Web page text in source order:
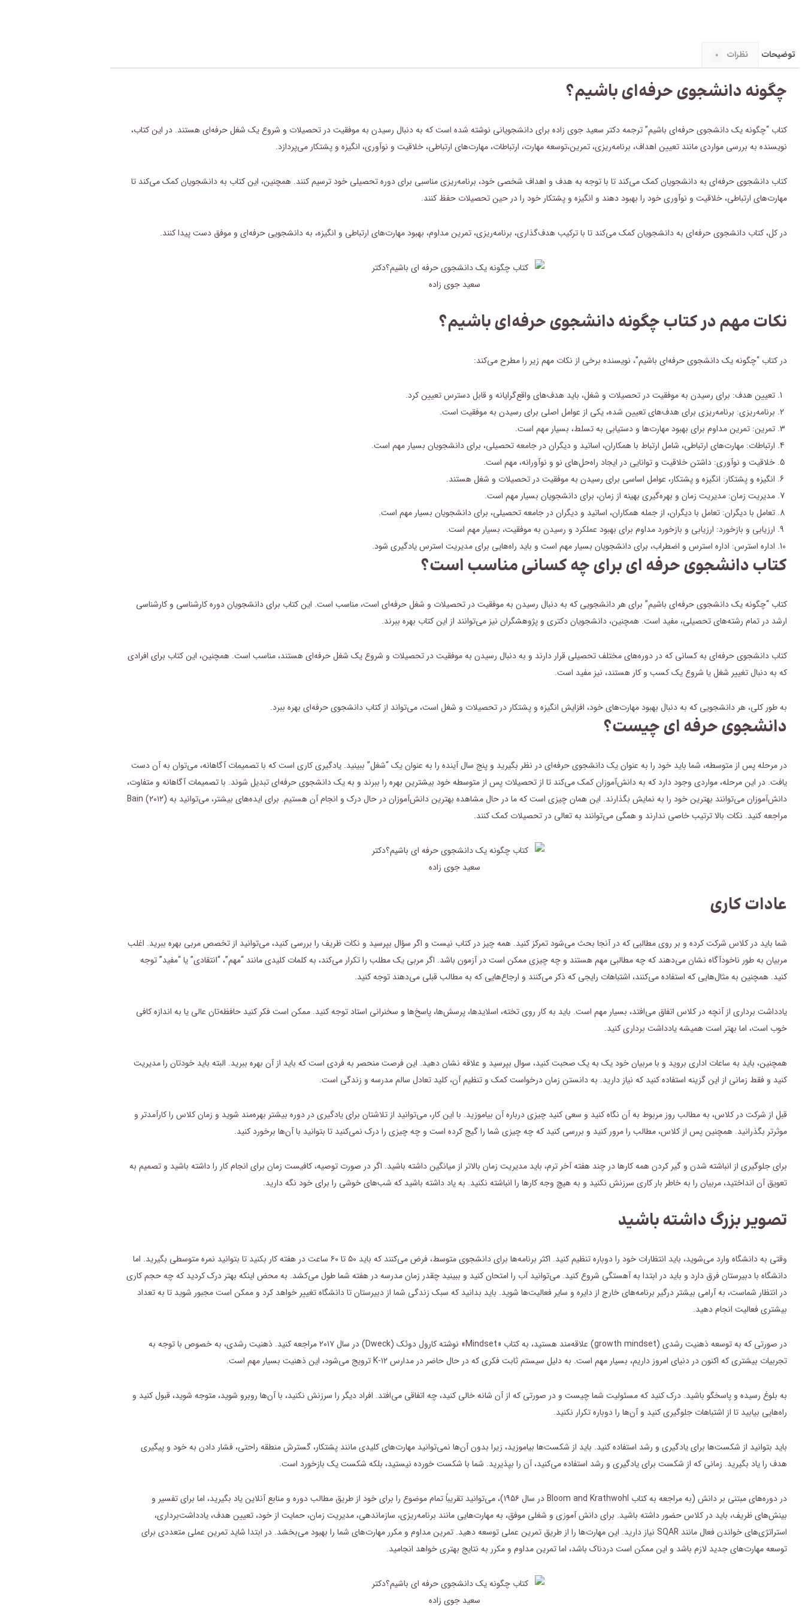
توضیحات نظرات ۰
چگونه دانشجوی حرفه‌ای باشیم؟
کتاب “چگونه یک دانشجوی حرفه‌ای باشیم” ترجمه دکتر سعید جوی زاده برای دانشجویانی نوشته شده است که به دنبال رسیدن به موفقیت در تحصیلات و شروع یک شغل حرفه‌ای هستند. در این کتاب،
نویسنده به بررسی مواردی مانند تعیین اهداف، برنامه‌ریزی،تمرین،توسعه مهارت، ارتباطات،مهارت‌های ارتباطی،خلاقیت و نوآوری، انگیزه و پشتکار می‌پردازد.
کتاب دانشجوی حرفه‌ای به دانشجویان کمک می‌کند تا با توجه به هدف و اهداف شخصی خود، برنامه‌ریزی مناسبی برای دوره تحصیلی خود ترسیم کنند. همچنین، این کتاب به دانشجویان کمک می‌کند تا
مهارت‌های ارتباطی، خلاقیت و نوآوری خود را بهبود دهند و انگیزه و پشتکار خود را در حین تحصیلات حفظ کنند.
در کل، کتاب دانشجوی حرفه‌ای به دانشجویان کمک می‌کند تا با ترکیب هدف‌گذاری، برنامه‌ریزی، تمرین مداوم، بهبود مهارت‌های ارتباطی و انگیزه، به دانشجویی حرفه‌ای و موفق دست پیدا کنند.
نکات مهم در کتاب چگونه دانشجوی حرفه‌ای باشیم؟
در کتاب “چگونه یک دانشجوی حرفه‌ای باشیم”، نویسنده برخی از نکات مهم زیر را مطرح می‌کند:
تعیین هدف: برای رسیدن به موفقیت در تحصیلات و شغل، باید هدف‌های واقع‌گرایانه و قابل دسترس تعیین کرد.
برنامه‌ریزی: برنامه‌ریزی برای هدف‌های تعیین شده، یکی از عوامل اصلی برای رسیدن به موفقیت است.
تمرین: تمرین مداوم برای بهبود مهارت‌ها و دستیابی به تسلط، بسیار مهم است.
ارتباطات: مهارت‌های ارتباطی، شامل ارتباط با همکاران، اساتید و دیگران در جامعه تحصیلی، برای دانشجویان بسیار مهم است.
خلاقیت و نوآوری: داشتن خلاقیت و توانایی در ایجاد راه‌حل‌های نو و نوآورانه، مهم است.
انگیزه و پشتکار: انگیزه و پشتکار، عوامل اساسی برای رسیدن به موفقیت در تحصیلات و شغل هستند.
مدیریت زمان: مدیریت زمان و بهره‌گیری بهینه از زمان، برای دانشجویان بسیار مهم است.
تعامل با دیگران: تعامل با دیگران، از جمله همکاران، اساتید و دیگران در جامعه تحصیلی، برای دانشجویان بسیار مهم است.
ارزیابی و بازخورد: ارزیابی و بازخورد مداوم برای بهبود عملکرد و رسیدن به موفقیت، بسیار مهم است.
اداره استرس: اداره استرس و اضطراب، برای دانشجویان بسیار مهم است و باید راه‌هایی برای مدیریت استرس یادگیری شود.
کتابدانشجوی حرفه ایبرای چه کسانی مناسب است؟
کتاب “چگونه یک دانشجوی حرفه‌ای باشیم” برای هر دانشجویی که به دنبال رسیدن به موفقیت در تحصیلات و شغل حرفه‌ای است، مناسب است. این کتاب برای دانشجویان دوره کارشناسی و کارشناسی
ارشد در تمام رشته‌های تحصیلی، مفید است. همچنین، دانشجویان دکتری و پژوهشگران نیز می‌توانند از این کتاب بهره ببرند.
کتاب دانشجوی حرفه‌ای به کسانی که در دوره‌های مختلف تحصیلی قرار دارند و به دنبال رسیدن به موفقیت در تحصیلات و شروع یک شغل حرفه‌ای هستند، مناسب است. همچنین، این کتاب برای افرادی
که به دنبال تغییر شغل یا شروع یک کسب و کار هستند، نیز مفید است.
به طور کلی، هر دانشجویی که به دنبال بهبود مهارت‌های خود، افزایش انگیزه و پشتکار در تحصیلات و شغل است، می‌تواند از کتاب دانشجوی حرفه‌ای بهره ببرد.
دانشجوی حرفه ای چیست؟
در مرحله پس از متوسطه، شما باید خود را به عنوان یک دانشجوی حرفه‌ای در نظر بگیرید و پنج سال آینده را به عنوان یک “شغل” ببینید. یادگیری کاری است که با تصمیمات آگاهانه، می‌توان به آن دست
یافت. در این مرحله، مواردی وجود دارد که به دانش‌آموزان کمک می‌کند تا از تحصیلات پس از متوسطه خود بیشترین بهره را ببرند و به یک دانشجوی حرفه‌ای تبدیل شوند. با تصمیمات آگاهانه و متفاوت،
دانش‌آموزان می‌توانند بهترین خود را به نمایش بگذارند. این همان چیزی است که ما در حال مشاهده بهترین دانش‌آموزان در حال درک و انجام آن هستیم. برای ایده‌های بیشتر، می‌توانید به Bain (۲۰۱۲)
مراجعه کنید. نکات بالا ترتیب خاصی ندارند و همگی می‌توانند به تعالی در تحصیلات کمک کنند.
عادات کاری
شما باید در کلاس شرکت کرده و بر روی مطالبی که در آنجا بحث می‌شود تمرکز کنید. همه چیز در کتاب نیست و اگر سؤال بپرسید و نکات ظریف را بررسی کنید، می‌توانید از تخصص مربی بهره ببرید. اغلب
مربیان به طور ناخودآگاه نشان می‌دهند که چه مطالبی مهم هستند و چه چیزی ممکن است در آزمون باشد. اگر مربی یک مطلب را تکرار می‌کند، به کلمات کلیدی مانند “مهم”، “انتقادی” یا “مفید” توجه
کنید. همچنین به مثال‌هایی که استفاده می‌کنند، اشتباهات رایجی که ذکر می‌کنند و ارجاع‌هایی که به مطالب قبلی می‌دهند توجه کنید.
یادداشت برداری از آنچه در کلاس اتفاق می‌افتد، بسیار مهم است. باید به کار روی تخته، اسلایدها، پرسش‌ها، پاسخ‌ها و سخنرانی استاد توجه کنید. ممکن است فکر کنید حافظه‌تان عالی یا به اندازه کافی
خوب است، اما بهتر است همیشه یادداشت برداری کنید.
همچنین، باید به ساعات اداری بروید و با مربیان خود یک به یک صحبت کنید، سوال بپرسید و علاقه نشان دهید. این فرصت منحصر به فردی است که باید از آن بهره ببرید. البته باید خودتان را مدیریت
کنید و فقط زمانی از این گزینه استفاده کنید که نیاز دارید. به دانستن زمان درخواست کمک و تنظیم آن، کلید تعادل سالم مدرسه و زندگی است.
قبل از شرکت در کلاس، به مطالب روز مربوط به آن نگاه کنید و سعی کنید چیزی درباره آن بیاموزید. با این کار، می‌توانید از تلاشتان برای یادگیری در دوره بیشتر بهره‌مند شوید و زمان کلاس را کارآمدتر و
موثرتر بگذرانید. همچنین پس از کلاس، مطالب را مرور کنید و بررسی کنید که چه چیزی شما را گیج کرده است و چه چیزی را درک نمی‌کنید تا بتوانید با آن‌ها برخورد کنید.
برای جلوگیری از انباشته شدن و گیر کردن همه کارها در چند هفته آخر ترم، باید مدیریت زمان بالاتر از میانگین داشته باشید. اگر در صورت توصیه، کافیست زمان برای انجام کار را داشته باشید و تصمیم به
تعویق آن انداختید، مربیان را به خاطر بار کاری سرزنش نکنید و به هیچ وجه کارها را انباشته نکنید. به یاد داشته باشید که شب‌های خوشی را برای خود نگه دارید.
تصویر بزرگ داشته باشید
وقتی به دانشگاه وارد می‌شوید، باید انتظارات خود را دوباره تنظیم کنید. اکثر برنامه‌ها برای دانشجوی متوسط، فرض می‌کنند که باید ۵۰ تا ۶۰ ساعت در هفته کار بکنید تا بتوانید نمره متوسطی بگیرید. اما
دانشگاه با دبیرستان فرق دارد و باید در ابتدا به آهستگی شروع کنید. می‌توانید آب را امتحان کنید و ببینید چقدر زمان مدرسه در هفته شما طول می‌کشد. به محض اینکه بهتر درک کردید که چه حجم کاری
در انتظار شماست، به آرامی بیشتر درگیر برنامه‌های خارج از دایره و سایر فعالیت‌ها شوید. باید بدانید که سبک زندگی شما از دبیرستان تا دانشگاه تغییر خواهد کرد و ممکن است مجبور شوید تا به تعداد
بیشتری فعالیت انجام دهید.
در صورتی که به توسعه ذهنیت رشدی (growth mindset) علاقه‌مند هستید، به کتاب «Mindset» نوشته کارول دوئک (Dweck) در سال ۲۰۱۷ مراجعه کنید. ذهنیت رشدی، به خصوص با توجه به
تجربیات بیشتری که اکنون در دنیای امروز داریم، بسیار مهم است. به دلیل سیستم ثابت فکری که در حال حاضر در مدارس K-۱۲ ترویج می‌شود، این ذهنیت بسیار مهم است.
به بلوغ رسیده و پاسخگو باشید. درک کنید که مسئولیت شما چیست و در صورتی که از آن شانه خالی کنید، چه اتفاقی می‌افتد. افراد دیگر را سرزنش نکنید، با آن‌ها روبرو شوید، متوجه شوید، قبول کنید و
راه‌هایی بیابید تا از اشتباهات جلوگیری کنید و آن‌ها را دوباره تکرار نکنید.
باید بتوانید از شکست‌ها برای یادگیری و رشد استفاده کنید. باید از شکست‌ها بیاموزید، زیرا بدون آن‌ها نمی‌توانید مهارت‌های کلیدی مانند پشتکار، گسترش منطقه راحتی، فشار دادن به خود و پیگیری
هدف را یاد بگیرید. زمانی که از شکست برای یادگیری و رشد استفاده می‌کنید، آن را بپذیرید. شما با شکست خورده نیستید، بلکه شکست یک بازخورد است.
در دوره‌های مبتنی بر دانش (به مراجعه به کتاب Bloom and Krathwohl در سال ۱۹۵۶)، می‌توانید تقریباً تمام موضوع را برای خود از طریق مطالب دوره و منابع آنلاین یاد بگیرید، اما برای تفسیر و
بینش‌های ظریف، باید در کلاس حضور داشته باشید. برای دانش آموزی و شغلی موفق، به مهارت‌هایی مانند برنامه‌ریزی، سازماندهی، مدیریت زمان، حمایت از خود، تعیین هدف، یادداشت‌برداری،
استراتژی‌های خواندن فعال مانند SQAR نیاز دارید. این مهارت‌ها را از طریق تمرین عملی توسعه دهید. تمرین مداوم و مکرر مهارت‌های شما را بهبود می‌بخشد. در ابتدا شاید تمرین عملی متعددی برای
توسعه مهارت‌های جدید لازم باشد و این ممکن است دردناک باشد، اما تمرین مداوم و مکرر به نتایج بهتری خواهد انجامید.